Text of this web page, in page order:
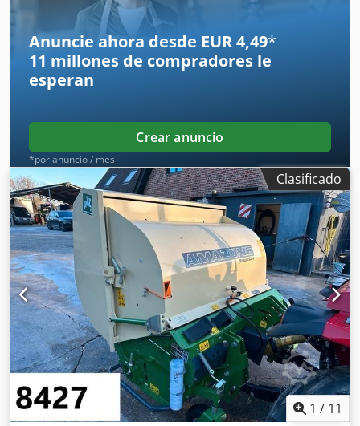
Anuncie ahora desde EUR 4,49*
11 millones de compradores le
esperan
Crear anuncio
*por anuncio / mes
Clasificado
1 / 11